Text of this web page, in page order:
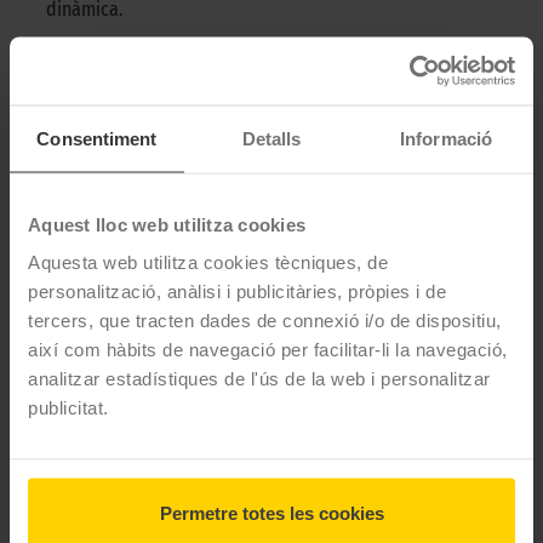
Consentiment Detalls Informació
Aquest lloc web utilitza cookies
Aquesta web utilitza cookies tècniques, de
personalització, anàlisi i publicitàries, pròpies i de
tercers, que tracten dades de connexió i/o de dispositiu,
així com hàbits de navegació per facilitar-li la navegació,
analitzar estadístiques de l'ús de la web i personalitzar
publicitat.
Permetre totes les cookies
dinàmica.
Proporciona una resistència baixa a la banda de rodament i
DESCRIPCIÓ CONTINENTAL ECOCONTACT 6 -
El Continental EcoContact 6 és un pneumàtic ideal per a una
velocitats vertiginoses, aquest pneumàtic et permet un confort
sense límits en qualsevol situació.
CARACTERÍSTIQUES TÈCNIQUES
Model
ECOCONTACT 6
215/60 R16 95 V